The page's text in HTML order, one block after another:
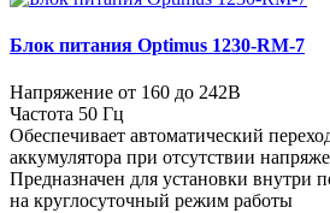
Блок питания Optimus 1230-RM-7
Напряжение от 160 до 242В
Частота 50 Гц
Обеспечивает автоматический
аккумулятора при отсутствии
Предназначен для установки внутри
на круглосуточный режим работы